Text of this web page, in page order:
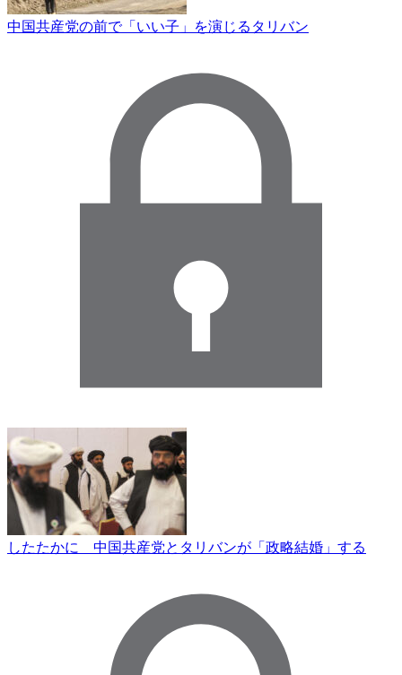
中国共産党の前で「いい子」を演じるタリバン
したたかに 中国共産党とタリバンが「政略結婚」する